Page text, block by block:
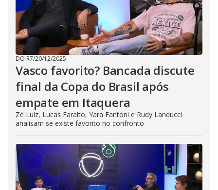
DO R7/20/12/2025
Vasco favorito? Bancada discute
final da Copa do Brasil após
empate em Itaquera
Zé Luiz, Lucas Faralto, Yara Fantoni e Rudy Landucci
analisam se existe favorito no confronto